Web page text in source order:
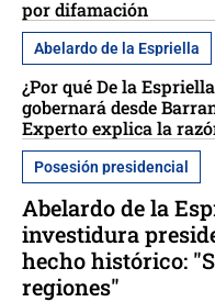
por difamación
Abelardo de la Espriella
¿Por qué De la Espriella
gobernará desde
Experto explica la
Posesión presidencial
Abelardo de la
investidura
hecho histórico:
regiones"